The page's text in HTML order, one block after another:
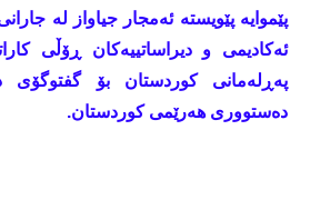
پێموایە پێویستە ئەمجار جیاواز لە
ئەكادیمی و دیراساتییەكان ڕۆڵی
پەڕلەمانی كوردستان بۆ گفتوگۆی
دەستووری هەرێمی كوردستان.